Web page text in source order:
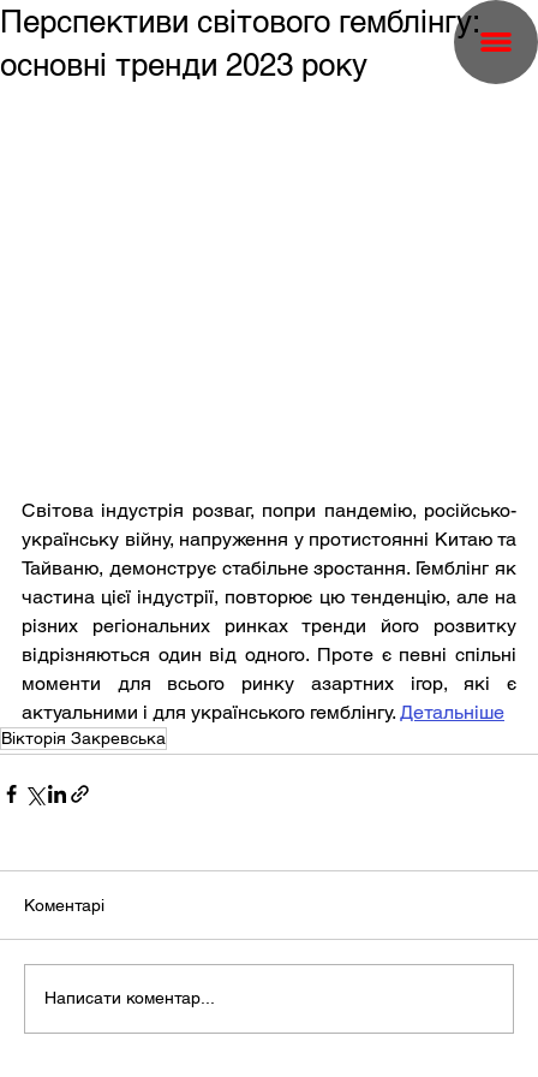
Перспективи світового гемблінгу:
основні тренди 2023 року
Світова індустрія розваг, попри пандемію, російсько-
українську війну, напруження у протистоянні Китаю та
Тайваню, демонструє стабільне зростання. Гемблінг як
частина цієї індустрії, повторює цю тенденцію, але на
різних регіональних ринках тренди його розвитку
відрізняються один від одного. Проте є певні спільні
моменти для всього ринку азартних ігор, які є
актуальними і для українського гемблінгу. Детальніше
Вікторія Закревська
Коментарі
Написати коментар...